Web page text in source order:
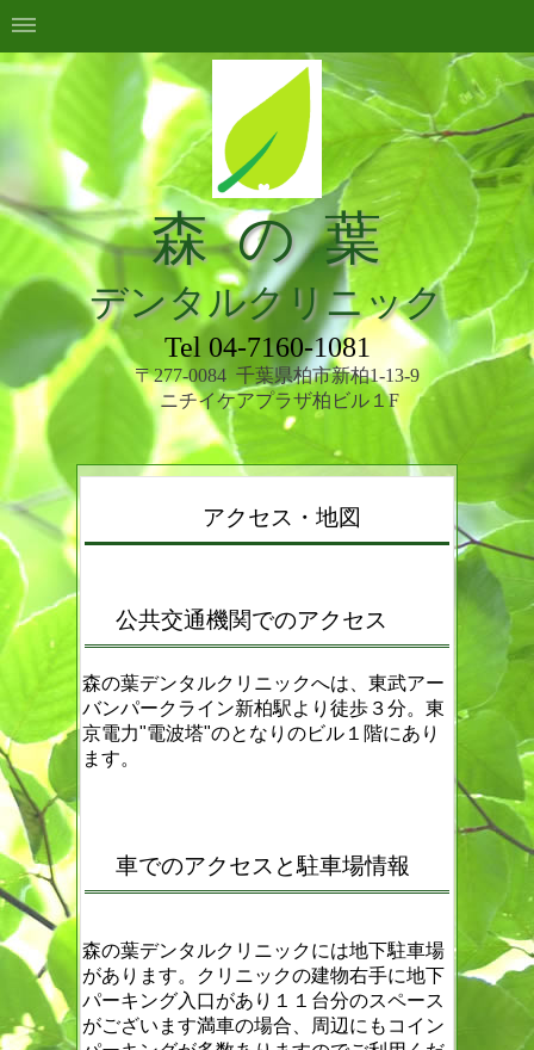
森 の 葉
デンタルクリニック
Tel 04-7160-1081
〒277-0084 千葉県柏市新柏1-13-9
ニチイケアプラザ柏ビル１F
アクセス・地図
公共交通機関でのアクセス
森の葉デンタルクリニックへは、東武アー
バンパークライン新柏駅より徒歩３分。東
京電力"電波塔"のとなりのビル１階にあり
ます。
車でのアクセスと駐車場情報
森の葉デンタルクリニックには地下駐車場
があります。クリニックの建物右手に地下
パーキング入口があり１１台分のスペース
がございます満車の場合、周辺にもコイン